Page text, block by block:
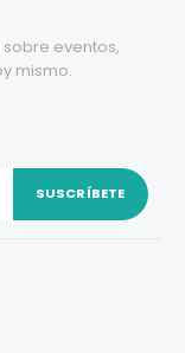
eventos,
mismo.